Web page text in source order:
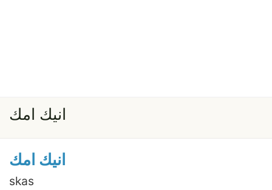
انيك امك
انيك امك
skas